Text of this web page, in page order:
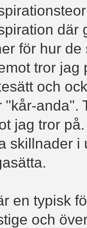
där
för hur
tror jag
och
"kår-anda".
jag tror
skillnader i
en typisk
och